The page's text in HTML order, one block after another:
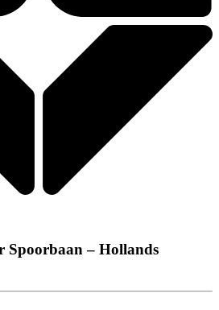
Spoorbaan – Hollands